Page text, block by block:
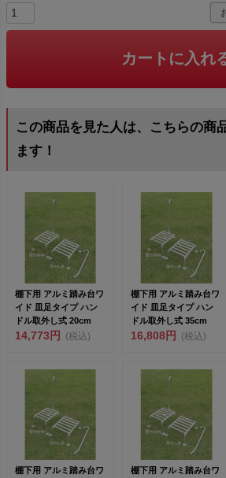
カートに入れ
この商品を見た人は、こちらの商
ます！
棚下用 アルミ踏み台ワ
イド 皿足タイプ ハン
ドル取外し式 20cm
14,773円 (税込)
棚下用 アルミ踏み台ワ
イド 皿足タイプ ハン
ドル取外し式 35cm
16,808円 (税込)
棚下用 アルミ踏み台ワ
棚下用 アルミ踏み台ワ